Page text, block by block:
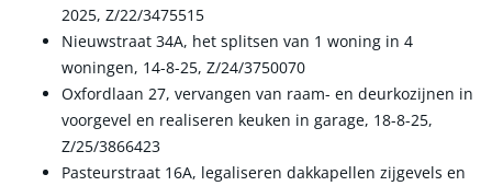
2025, Z/22/3475515
Nieuwstraat 34A, het splitsen van 1 woning in 4
woningen, 14-8-25, Z/24/3750070
Oxfordlaan 27, vervangen van raam- en deurkozijnen in
voorgevel en realiseren keuken in garage, 18-8-25,
Z/25/3866423
Pasteurstraat 16A, legaliseren dakkapellen zijgevels en